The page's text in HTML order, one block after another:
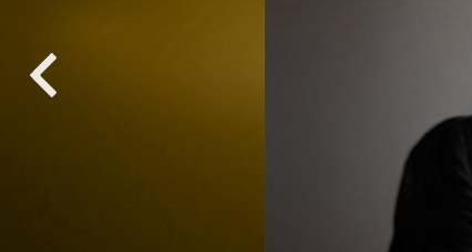
Liefde en Haat –
Wat is Grootheid?